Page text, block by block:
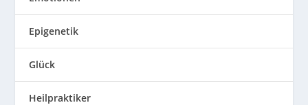
Epigenetik
Glück
Heilpraktiker